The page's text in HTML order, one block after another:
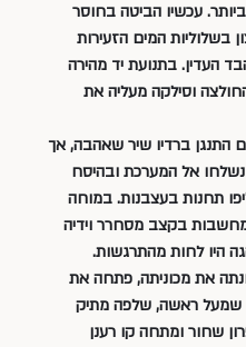
עכשיו הביטה בחוסר
בשלוליות המים הזעירות
העדין. בתנועת יד מהירה
וסילקה מעליה את
התנגן ברדיו שיר שאהבה, אך
אל המערכת ובהיסח
תחנות בעצבנות. במוחה
בקצב מסחרר וידיה
היו לחות מהתרגשות.
את מכוניתה, פתחה את
שמעל ראשה, שלפה מתיק
שחור ומתחה קו רענן